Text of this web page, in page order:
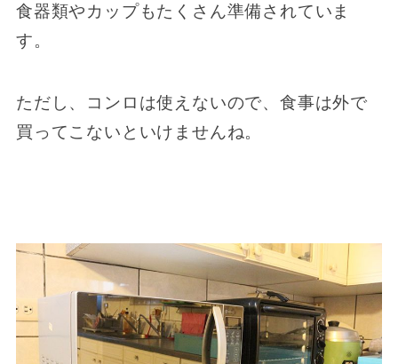
食器類やカップもたくさん準備されていま
す。
ただし、コンロは使えないので、食事は外で
買ってこないといけませんね。